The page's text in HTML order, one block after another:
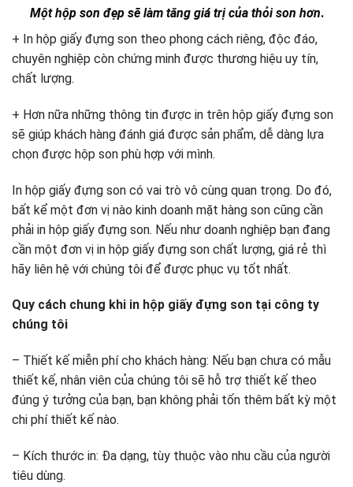
Một hộp son đẹp sẽ làm tăng giá trị của thỏi son hơn.
+ In hộp giấy đựng son theo phong cách riêng, độc đáo,
chuyên nghiệp còn chứng minh được thương hiệu uy tín,
chất lượng.
+ Hơn nữa những thông tin được in trên hộp giấy đựng son
sẽ giúp khách hàng đánh giá được sản phẩm, dễ dàng lựa
chọn được hộp son phù hợp với mình.
In hộp giấy đựng son có vai trò vô cùng quan trọng. Do đó,
bất kể một đơn vị nào kinh doanh mặt hàng son cũng cần
phải in hộp giấy đựng son. Nếu như doanh nghiệp bạn đang
cần một đơn vị in hộp giấy đựng son chất lượng, giá rẻ thì
hãy liên hệ với chúng tôi để được phục vụ tốt nhất.
Quy cách chung khi in hộp giấy đựng son tại công ty
chúng tôi
– Thiết kế miễn phí cho khách hàng: Nếu bạn chưa có mẫu
thiết kế, nhân viên của chúng tôi sẽ hỗ trợ thiết kế theo
đúng ý tưởng của bạn, bạn không phải tốn thêm bất kỳ một
chi phí thiết kế nào.
– Kích thước in: Đa dạng, tùy thuộc vào nhu cầu của người
tiêu dùng.